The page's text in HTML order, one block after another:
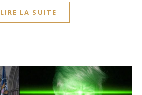
LIRE LA SUITE